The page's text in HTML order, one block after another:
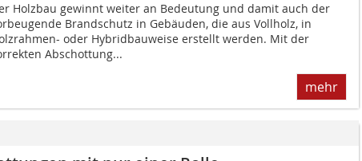
Holzbau gewinnt weiter an Bedeutung und damit auch der
Brandschutz in Gebäuden, die aus Vollholz, in
oder Hybridbauweise erstellt werden. Mit der
Abschottung...
mehr